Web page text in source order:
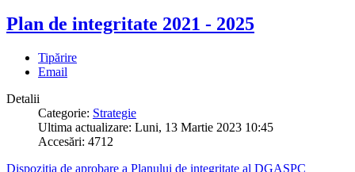
Plan de integritate 2021 - 2025
Tipărire
Email
Detalii
Categorie: Strategie
Ultima actualizare: Luni, 13 Martie 2023 10:45
Accesări: 4712
Dispozitia de aprobare a Planului de integritate al DGASPC